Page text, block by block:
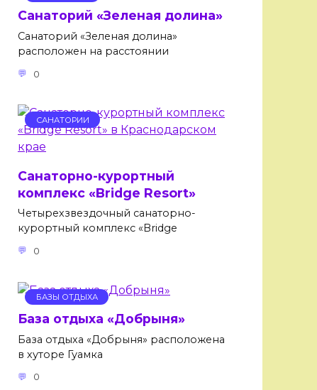
Санаторий «Зеленая долина»
Санаторий «Зеленая долина»
расположен на расстоянии
0
САНАТОРИИ
Санаторно-курортный
комплекс «Bridge Resort»
Четырехзвездочный санаторно-
курортный комплекс «Bridge
0
БАЗЫ ОТДЫХА
База отдыха «Добрыня»
База отдыха «Добрыня» расположена
в хуторе Гуамка
0